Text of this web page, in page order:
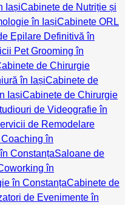
IașiCabinete de Nutriție și
în IașiCabinete ORL
Epilare Definitivă în
Pet Grooming în
de Chirurgie
în IașiCabinete de
IașiCabinete de Chirurgie
de Videografie în
de Remodelare
în
ConstanțaSaloane de
în
în ConstanțaCabinete de
de Evenimente în